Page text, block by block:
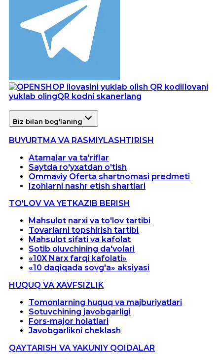
Ilovani
yuklab olingQR kodni skanerlang
Biz bilan bog'laning
BUYURTMA VA RASMIYLASHTIRISH
Atamalar va ta'riflar
Saytda ro'yxatdan o'tish
Ommaviy Oferta shartnomasi predmeti
Izohlarni nashr etish shartlari
TO'LOV VA YETKAZIB BERISH
Mahsulot narxi va to'lov tartibi
Tovarlarni topshirish tartibi
Mahsulot sifati va kafolat
Sotib oluvchining da'volari
«10X Narx farqi kafolati»
«10 daqiqada sovg'a» aksiyasi
HUQUQ VA XAVFSIZLIK
Tomonlarning huquq va majburiyatlari
Sotuvchining javobgarligi
Fors-major holatlari
Javobgarlikni cheklash
QAYTARISH VA YAKUNIY QOIDALAR